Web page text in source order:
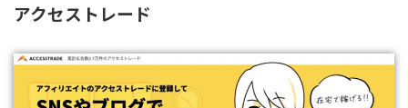
アクセストレード